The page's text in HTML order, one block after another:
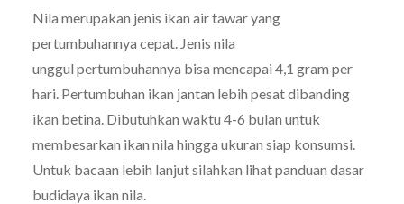
Nila merupakan jenis ikan air tawar yang
pertumbuhannya cepat. Jenis nila
unggul pertumbuhannya bisa mencapai 4,1 gram per
hari. Pertumbuhan ikan jantan lebih pesat dibanding
ikan betina. Dibutuhkan waktu 4-6 bulan untuk
membesarkan ikan nila hingga ukuran siap konsumsi.
Untuk bacaan lebih lanjut silahkan lihat panduan dasar
budidaya ikan nila.